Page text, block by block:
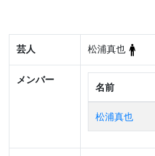
芸人 松浦真也
メンバー
名前
松浦真也